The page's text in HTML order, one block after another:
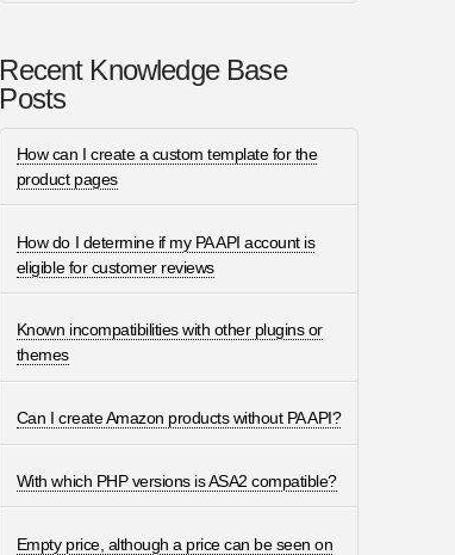
Recent Knowledge Base
Posts
How can I create a custom template for the
product pages
How do I determine if my PA API account is
eligible for customer reviews
Known incompatibilities with other plugins or
themes
Can I create Amazon products without PA API?
With which PHP versions is ASA2 compatible?
Empty price, although a price can be seen on